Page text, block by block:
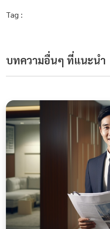
Tag :
บทความอื่นๆ ที่แนะนำ